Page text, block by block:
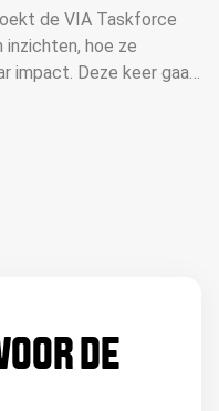
de VIA Taskforce
inzichten, hoe ze
impact. Deze keer gaan
DE